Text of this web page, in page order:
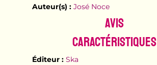
Auteur(s) : José Noce
Avis
Caractéristiques
Éditeur : Ska